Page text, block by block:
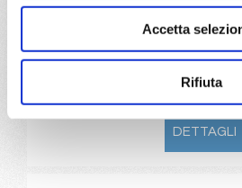
Accetta
Rifiuta
a partire da
€ 529
DETTAGLI